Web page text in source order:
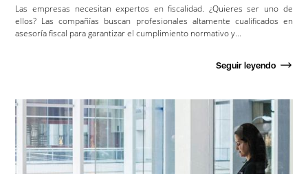
Las empresas necesitan expertos en fiscalidad. ¿Quieres ser uno de
ellos? Las compañías buscan profesionales altamente cualificados en
asesoría fiscal para garantizar el cumplimiento normativo y...
Seguir leyendo